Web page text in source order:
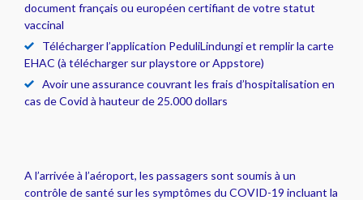
document français ou européen certifiant de votre statut
vaccinal
Télécharger l’application PeduliLindungi et remplir la carte
EHAC (à télécharger sur playstore or Appstore)
Avoir une assurance couvrant les frais d’hospitalisation en
cas de Covid à hauteur de 25.000 dollars
A l’arrivée à l’aéroport, les passagers sont soumis à un
contrôle de santé sur les symptômes du COVID-19 incluant la